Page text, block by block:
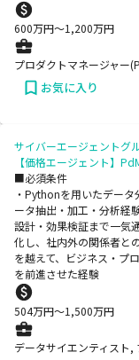
600万円〜1,200万円
プロダクトマネージャー
お気に入り
サイバーエージェントグ
【価格エージェント】
■必須条件
・Pythonを用いたデー
ータ抽出・加工・分析経
設計・効果検証まで一気
化し、社内外の関係者と
を越えて、ビジネス・プ
を前進させた経験
504万円〜1,500万円
データサイエンティスト,